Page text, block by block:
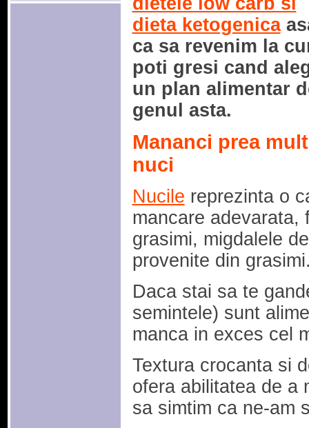
dieta ketogenica
ca sa revenim la
poti gresi cand
un plan alimentar
genul asta.
Mananci prea
nuci
Nucile reprezinta o
mancare adevarata,
grasimi, migdalele
provenite din
Daca stai sa te
semintele) sunt
manca in exces cel
Textura crocanta si
ofera abilitatea de a
sa simtim ca ne-am